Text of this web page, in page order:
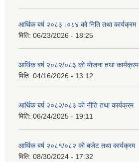
आर्थिक बर्ष २०८३।०८४ को निति तथा कार्यक्रम
मिति: 06/23/2026 - 18:25
आर्थिक बर्ष २०८२/०८३ काे याेजना तथा कार्यक्रम
मिति: 04/16/2026 - 13:12
आर्थिक बर्ष २०८२/०८३ काे नीति तथा कार्यक्रम
मिति: 06/24/2025 - 19:11
आर्थिक बर्ष २०८१/०८२ को बजेट तथा कार्यक्रम
मिति: 08/30/2024 - 17:32